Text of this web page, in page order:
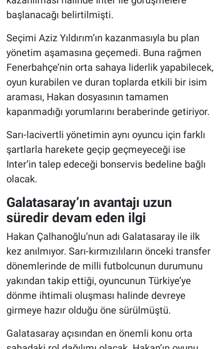
başlanacağı belirtilmişti.
Seçimi Aziz Yıldırım’ın kazanmasıyla bu plan
yönetim aşamasına geçemedi. Buna rağmen
Fenerbahçe’nin orta sahaya liderlik yapabilecek,
oyun kurabilen ve duran toplarda etkili bir isim
araması, Hakan dosyasının tamamen
kapanmadığı yorumlarını beraberinde getiriyor.
Sarı-lacivertli yönetimin aynı oyuncu için farklı
şartlarla harekete geçip geçmeyeceği ise
Inter’in talep edeceği bonservis bedeline bağlı
olacak.
Galatasaray’ın avantajı uzun
süredir devam eden ilgi
Hakan Çalhanoğlu’nun adı Galatasaray ile ilk
kez anılmıyor. Sarı-kırmızılıların önceki transfer
dönemlerinde de milli futbolcunun durumunu
yakından takip ettiği, oyuncunun Türkiye’ye
dönme ihtimali oluşması halinde devreye
girmeye hazır olduğu öne sürülmüştü.
Galatasaray açısından en önemli konu orta